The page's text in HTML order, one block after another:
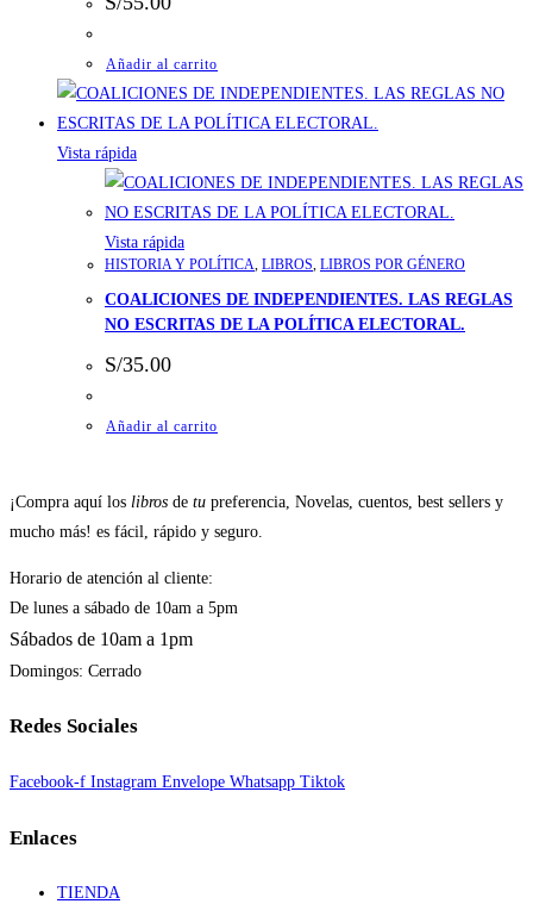
Añadir al carrito
Vista rápida
Vista rápida
HISTORIA Y POLÍTICA LIBROS LIBROS POR GÉNERO
COALICIONES DE INDEPENDIENTES. LAS REGLAS
NO ESCRITAS DE LA POLÍTICA ELECTORAL.
S/35.00
Añadir al carrito
¡Compra aquí los libros de tu preferencia, Novelas, cuentos, best sellers y
mucho más! es fácil, rápido y seguro.
Horario de atención al cliente:
De lunes a sábado de 10am a 5pm
Sábados de 10am a 1pm
Domingos: Cerrado
Redes Sociales
Facebook-f Instagram Envelope Whatsapp Tiktok
Enlaces
TIENDA